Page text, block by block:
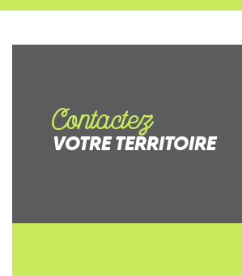
Contactez
VOTRE TERRITOIRE